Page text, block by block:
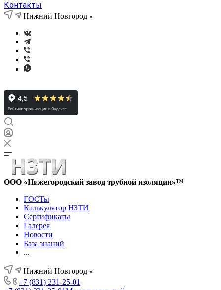
Контакты
Нижний Новгород
ООО «Нижегородский завод трубной изоляции»™
ГОСТы
Калькулятор НЗТИ
Сертификаты
Галерея
Новости
База знаний
...
Нижний Новгород
+7 (831) 231-25-01